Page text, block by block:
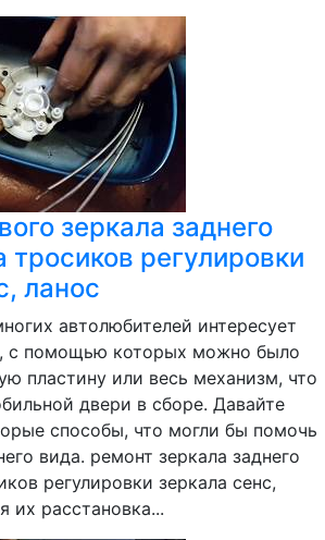
зеркала заднего
тросиков регулировки
ланос
автолюбителей интересует
с помощью которых можно было
пластину или весь механизм, что
двери в сборе. Давайте
способы, что могли бы помочь
вида. ремонт зеркала заднего
регулировки зеркала сенс,
их расстановка...